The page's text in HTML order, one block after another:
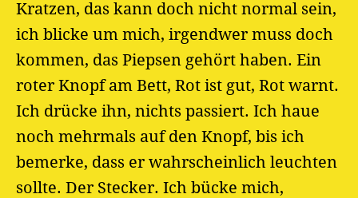
Kratzen, das kann doch nicht normal sein,
ich blicke um mich, irgendwer muss doch
kommen, das Piepsen gehört haben. Ein
roter Knopf am Bett, Rot ist gut, Rot warnt.
Ich drücke ihn, nichts passiert. Ich haue
noch mehrmals auf den Knopf, bis ich
bemerke, dass er wahrscheinlich leuchten
sollte. Der Stecker. Ich bücke mich,